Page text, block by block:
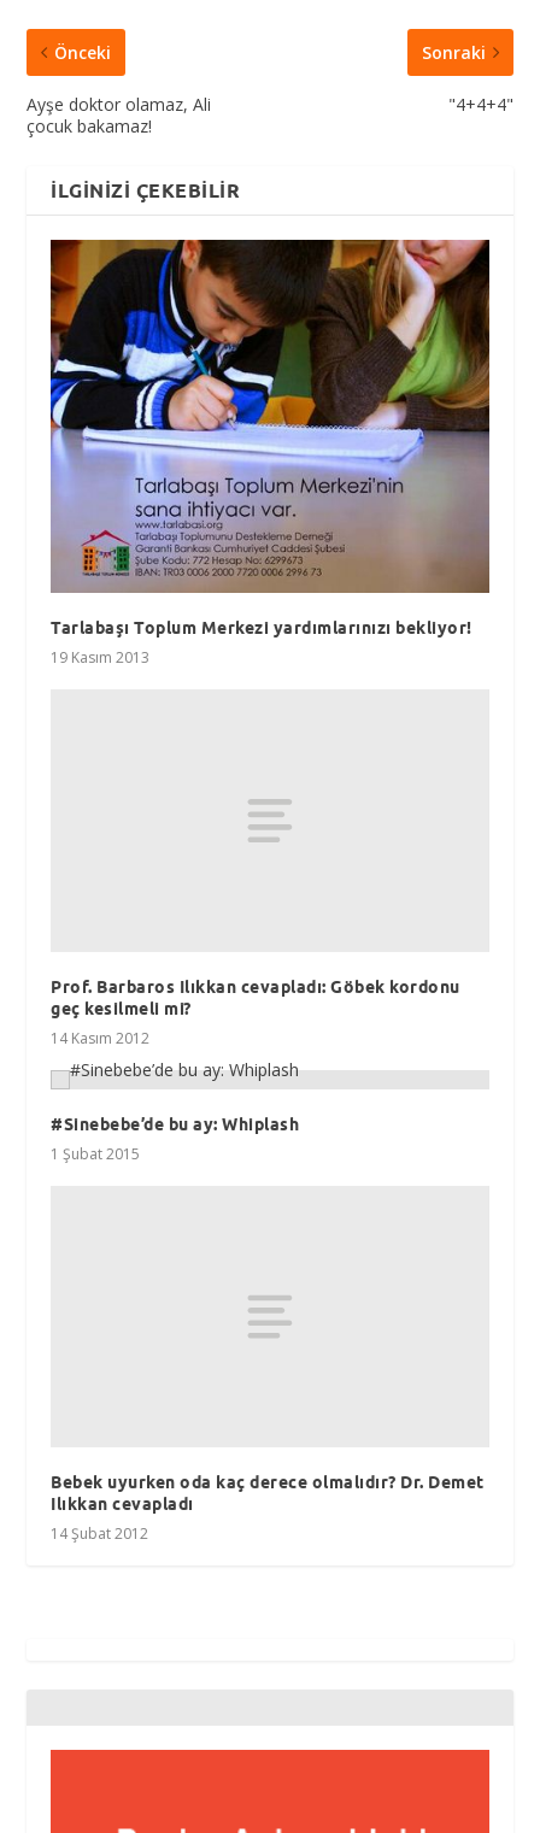
Önceki
Ayşe doktor olamaz, Ali
çocuk bakamaz!
Sonraki
"4+4+4"
İLGINIZI ÇEKEBILIR
Tarlabaşı Toplum Merkezi yardımlarınızı bekliyor!
19 Kasım 2013
Prof. Barbaros Ilıkkan cevapladı: Göbek kordonu
geç kesilmeli mi?
14 Kasım 2012
#Sinebebe’de bu ay: Whiplash
1 Şubat 2015
Bebek uyurken oda kaç derece olmalıdır? Dr. Demet
Ilıkkan cevapladı
14 Şubat 2012